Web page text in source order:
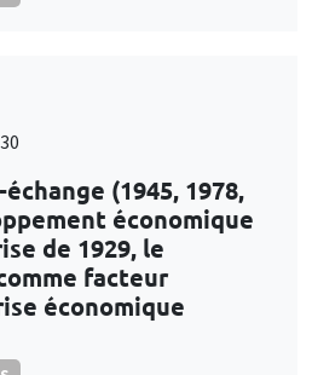
(1945, 1978,
économique
de 1929, le
facteur
économique